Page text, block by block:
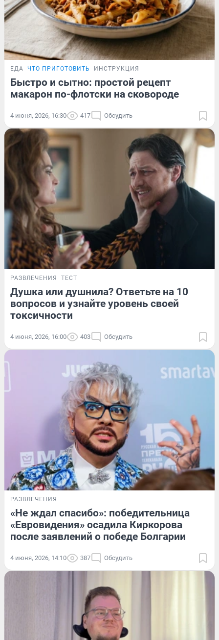
ЕДА ЧТО ПРИГОТОВИТЬ ИНСТРУКЦИЯ
Быстро и сытно: простой рецепт
макарон по-флотски на сковороде
4 июня, 2026, 16:30 417 Обсудить
РАЗВЛЕЧЕНИЯ ТЕСТ
Душка или душнила? Ответьте на 10
вопросов и узнайте уровень своей
токсичности
4 июня, 2026, 16:00 403 Обсудить
РАЗВЛЕЧЕНИЯ
«Не ждал спасибо»: победительница
«Евровидения» осадила Киркорова
после заявлений о победе Болгарии
4 июня, 2026, 14:10 387 Обсудить